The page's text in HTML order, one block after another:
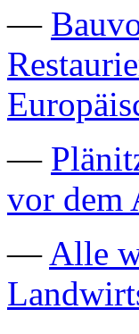
—
—
vor dem
—Alle